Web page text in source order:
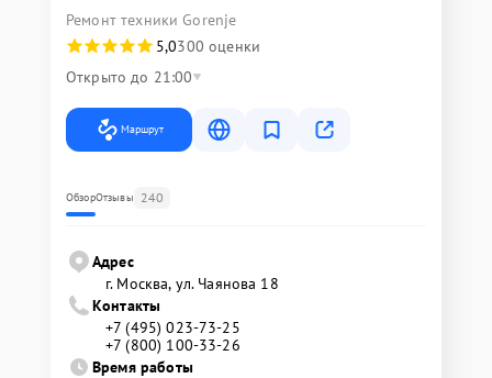
Ремонт техники Gorenje
5,0300 оценки
Открыто до 21:00
Маршрут
ОбзорОтзывы 240
Адрес
г. Москва, ул. Чаянова 18
Контакты
+7 (495) 023-73-25
+7 (800) 100-33-26
Время работы